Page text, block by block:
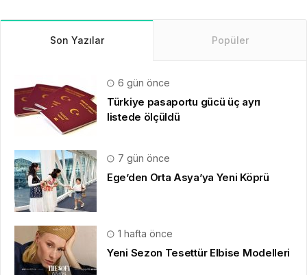
Son Yazılar Popüler
6 gün önce
Türkiye pasaportu gücü üç ayrı
listede ölçüldü
7 gün önce
Ege’den Orta Asya’ya Yeni Köprü
1 hafta önce
Yeni Sezon Tesettür Elbise Modelleri